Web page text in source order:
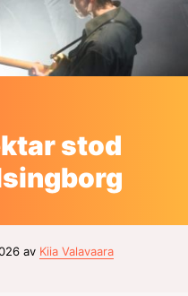
stod
av Kiia Valavaara